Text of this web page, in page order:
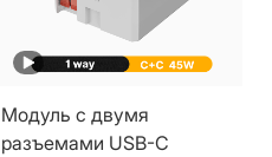
Модуль с двумя
разъемами USB-C